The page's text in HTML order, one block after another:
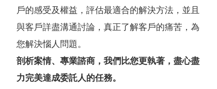
戶的感受及權益，評估最適合的解決方法，並且
與客戶詳盡溝通討論，真正了解客戶的痛苦，為
您解決惱人問題。
剖析案情、專業諮商，我們比您更執著，盡心盡
力完美達成委託人的任務。